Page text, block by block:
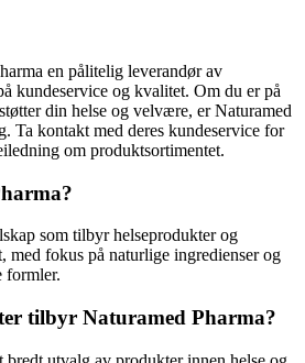
en pålitelig leverandør av
kundeservice og kvalitet. Om du er på
din helse og velvære, er Naturamed
Ta kontakt med deres kundeservice for
om produktsortimentet.
som tilbyr helseprodukter og
med fokus på naturlige ingredienser og
formler.
tilbyr Naturamed Pharma?